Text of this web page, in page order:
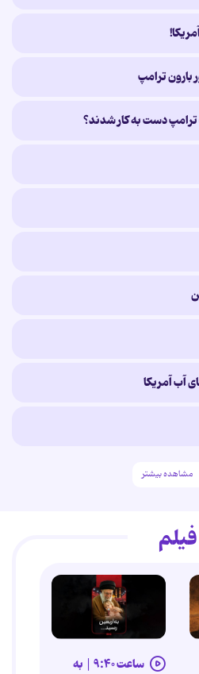
بارون ترامپ
دست به کار شدند؟
آب آمریکا
مشاهده بیشتر
فیلم
ساعت ۹:۴۰ | به